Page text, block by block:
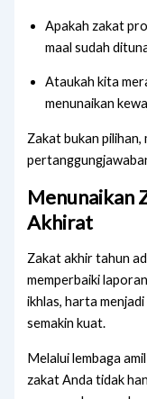
Apakah zakat
maal sudah
Ataukah kita
menunaikan
Zakat bukan pilihan,
Menunaikan
Akhirat
Zakat akhir tahun
memperbaiki
ikhlas, harta
semakin kuat.
Melalui lembaga
zakat Anda tidak